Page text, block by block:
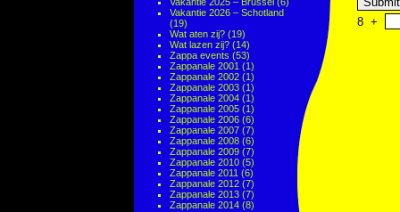
Vakantie 2026 – Schotland
(19)
Wat aten zij? (19)
Wat lazen zij? (14)
Zappa events (53)
Zappanale 2001 (1)
Zappanale 2002 (1)
Zappanale 2003 (1)
Zappanale 2004 (1)
Zappanale 2005 (1)
Zappanale 2006 (6)
Zappanale 2007 (7)
Zappanale 2008 (6)
Zappanale 2009 (7)
Zappanale 2010 (5)
Zappanale 2011 (6)
Zappanale 2012 (7)
Zappanale 2013 (7)
Zappanale 2014 (8)
8 +